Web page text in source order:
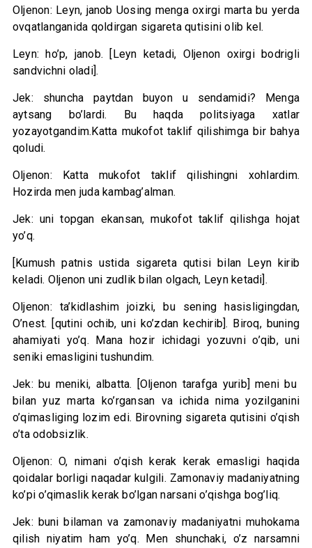
Oljenon: Leyn, janob Uosing menga oxirgi marta bu yerda
ovqatlanganida qoldirgan sigareta qutisini olib kel.
Leyn: ho’p, janob. [Leyn ketadi, Oljenon oxirgi bodrigli
sandvichni oladi].
Jek: shuncha paytdan buyon u sendamidi? Menga
aytsang bo’lardi. Bu haqda politsiyaga xatlar
yozayotgandim.Katta mukofot taklif qilishimga bir bahya
qoludi.
Oljenon: Katta mukofot taklif qilishingni xohlardim.
Hozirda men juda kambag’alman.
Jek: uni topgan ekansan, mukofot taklif qilishga hojat
yo’q.
[Kumush patnis ustida sigareta qutisi bilan Leyn kirib
keladi. Oljenon uni zudlik bilan olgach, Leyn ketadi].
Oljenon: ta’kidlashim joizki, bu sening hasisligingdan,
O’nest. [qutini ochib, uni ko’zdan kechirib]. Biroq, buning
ahamiyati yo’q. Mana hozir ichidagi yozuvni o’qib, uni
seniki emasligini tushundim.
Jek: bu meniki, albatta. [Oljenon tarafga yurib] meni bu
bilan yuz marta ko’rgansan va ichida nima yozilganini
o’qimasliging lozim edi. Birovning sigareta qutisini o’qish
o’ta odobsizlik.
Oljenon: O, nimani o’qish kerak kerak emasligi haqida
qoidalar borligi naqadar kulgili. Zamonaviy madaniyatning
ko’pi o’qimaslik kerak bo’lgan narsani o’qishga bog’liq.
Jek: buni bilaman va zamonaviy madaniyatni muhokama
qilish niyatim ham yo’q. Men shunchaki, o’z narsamni